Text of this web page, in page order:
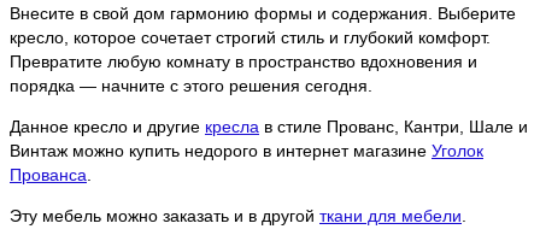
Внесите в свой дом гармонию формы и содержания. Выберите
кресло, которое сочетает строгий стиль и глубокий комфорт.
Превратите любую комнату в пространство вдохновения и
порядка — начните с этого решения сегодня.
Данное кресло и другие кресла в стиле Прованс, Кантри, Шале и
Винтаж можно купить недорого в интернет магазине Уголок
Прованса
Эту мебель можно заказать и в другой ткани для мебели